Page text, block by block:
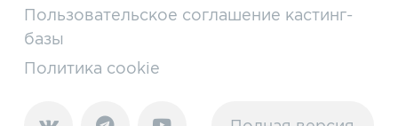
Пользовательское соглашение кастинг-
базы
Политика cookie